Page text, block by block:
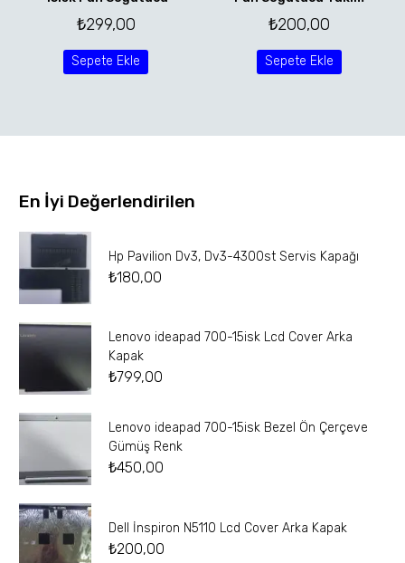
₺299,00
Sepete Ekle
₺200,00
Sepete Ekle
En İyi Değerlendirilen
Hp Pavilion Dv3, Dv3-4300st Servis Kapağı
₺180,00
Lenovo ideapad 700-15isk Lcd Cover Arka
Kapak
₺799,00
Lenovo ideapad 700-15isk Bezel Ön Çerçeve
Gümüş Renk
₺450,00
Dell İnspiron N5110 Lcd Cover Arka Kapak
₺200,00